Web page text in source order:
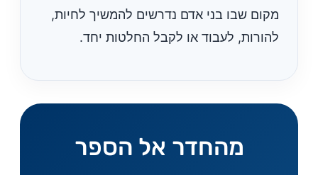
מקום שבו בני אדם נדרשים להמשיך לחיות,
להורות, לעבוד או לקבל החלטות יחד.
מהחדר אל הספר